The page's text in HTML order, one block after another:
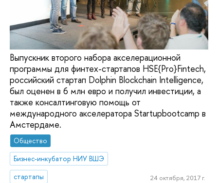
Выпускник второго набора акселерационной
программы для финтех-стартапов HSE{Pro}Fintech,
российский стартап Dolphin Blockchain Intelligence,
был оценен в 6 млн евро и получил инвестиции, а
также консалтинговую помощь от
международного акселератора Startupbootcamp в
Амстердаме.
Общество
Бизнес-инкубатор НИУ ВШЭ
стартапы
24 октября, 2017 г.